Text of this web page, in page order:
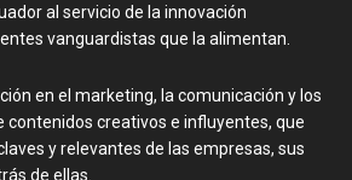
al servicio de la innovación
vanguardistas que la alimentan.
en el marketing, la comunicación y los
contenidos creativos e influyentes, que
y relevantes de las empresas, sus
de ellas.